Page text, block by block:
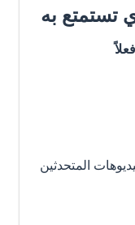
تستمتع به
من فيديوهات المتحدثين